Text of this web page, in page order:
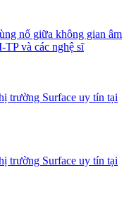
nổ giữa không gian âm
và các nghệ sĩ
trường Surface uy tín tại
trường Surface uy tín tại